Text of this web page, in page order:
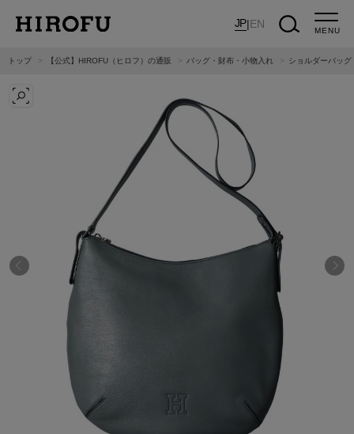
JP|EN
MENU
トップ 【公式】HIROFU（ヒロフ）の通販 バッグ・財布・小物入れ ショルダーバッグ